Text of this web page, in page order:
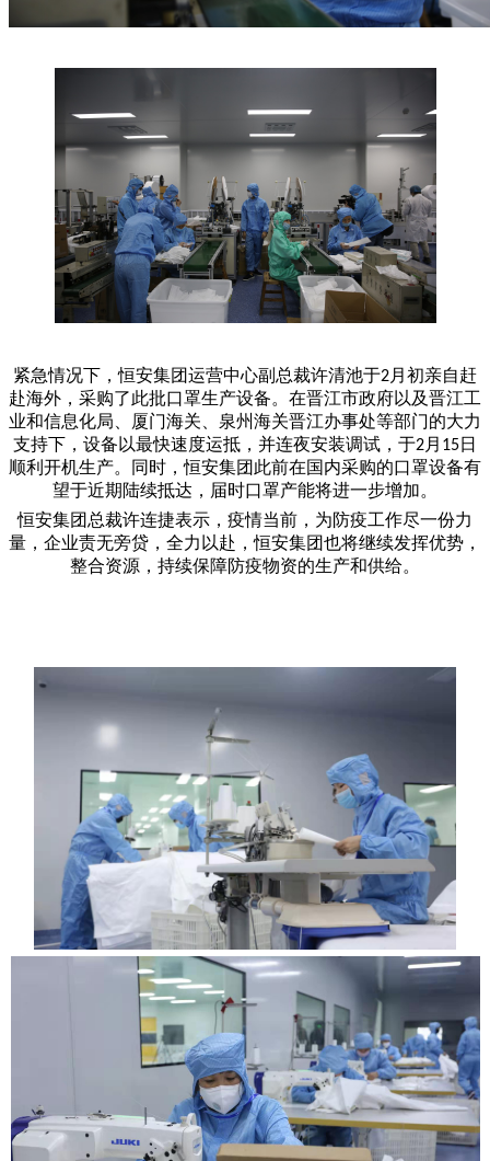
紧急情况下，恒安集团运营中心副总裁许清池于2月初亲自赶
赴海外，采购了此批口罩生产设备。在晋江市政府以及晋江工
业和信息化局、厦门海关、泉州海关晋江办事处等部门的大力
支持下，设备以最快速度运抵，并连夜安装调试，于2月 15日
顺利开机生产。同时，恒安集团此前在国内采购的口罩设备有
望于近期陆续抵达，届时口罩产能将进一步增加。
恒安集团总裁许连捷表示，疫情当前，为防疫工作尽一份力
量，企业责无旁贷，全力以赴，恒安集团也将继续发挥优势，
整合资源，持续保障防疫物资的生产和供给。